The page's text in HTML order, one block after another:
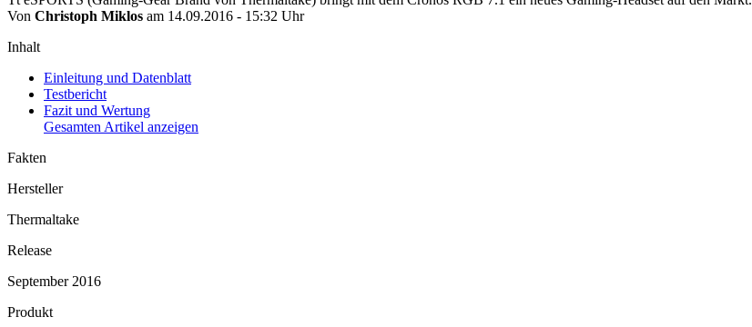
Von Christoph Miklos am 14.09.2016 - 15:32 Uhr
Inhalt
Einleitung und Datenblatt
Testbericht
Fazit und Wertung
Gesamten Artikel anzeigen
Fakten
Hersteller
Thermaltake
Release
September 2016
Produkt